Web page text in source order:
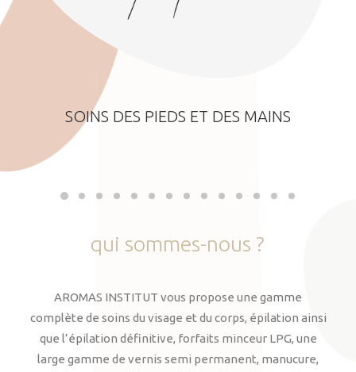
SOINS DES PIEDS ET DES MAINS
qui sommes-nous ?
AROMAS INSTITUT vous propose une gamme
complète de soins du visage et du corps, épilation ainsi
que l’épilation définitive, forfaits minceur LPG, une
large gamme de vernis semi permanent, manucure,